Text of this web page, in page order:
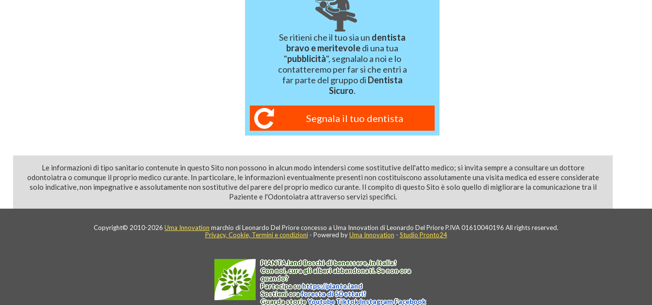
Se ritieni che il tuo sia un dentista
bravo e meritevoledi una tua
"pubblicità", segnalalo a noi e lo
contatteremo per far si che entri a
far parte del gruppo di Dentista
Sicuro.
Segnala il tuo dentista
Le informazioni di tipo sanitario contenute in questo Sito non possono in alcun modo intendersi come sostitutive dell'atto medico; si invita sempre a consultare un dottore
odontoiatra o comunque il proprio medico curante. In particolare, le informazioni eventualmente presenti non costituiscono assolutamente una visita medica ed essere considerate
solo indicative, non impegnative e assolutamente non sostitutive del parere del proprio medico curante. Il compito di questo Sito è solo quello di migliorare la comunicazione tra il
Paziente e l'Odontoiatra attraverso servizi specifici.
Copyright© 2010-2026 Uma Innovation marchio di Leonardo Del Priore concesso a Uma Innovation di Leonardo Del Priore P.IVA 01610040196 All rights reserved.
Privacy, Cookie, Termini e condizioni- Powered byUma Innovation - Studio Pronto24
PIANTA.landBoschi di benessere, in Italia!
Con noi, cura gli alberi abbandonati. Se non ora
quando?
Partecipa suhttps://pianta.land
Sostieni oraforesta di 50 ettari!
Guarda storieYoutubeTiktokInstagramFacebook